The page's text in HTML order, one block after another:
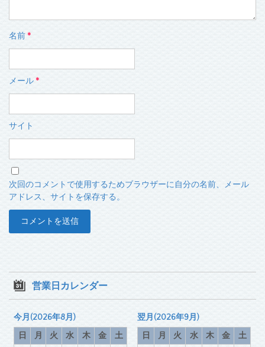
名前 *
メール *
サイト
次回のコメントで使用するためブラウザーに自分の名前、メール
アドレス、サイトを保存する。
営業日カレンダー
今月(2026年8月)
日
月 火 水 木 金
土
翌月(2026年9月)
日
月 火 水 木 金
土